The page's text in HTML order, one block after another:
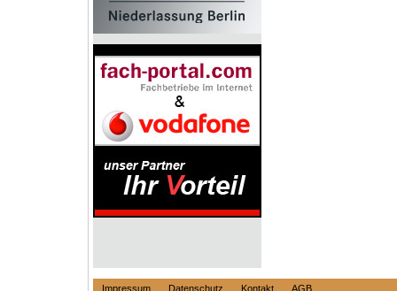
Impressum Datenschutz Kontakt AGB